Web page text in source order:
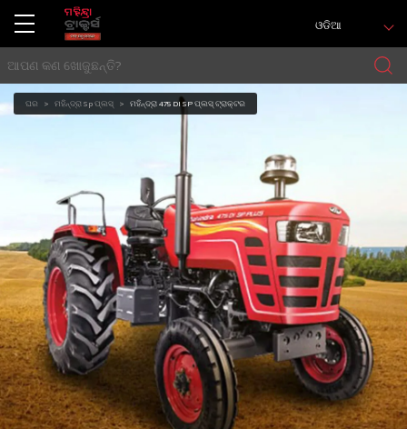
ଓଡିଆ
ଘର ମହିନ୍ଦ୍ରା Sp ପ୍ଲସ୍ ମହିନ୍ଦ୍ରା 475 DI SP ପ୍ଲସ୍ ଟ୍ରାକ୍ଟର